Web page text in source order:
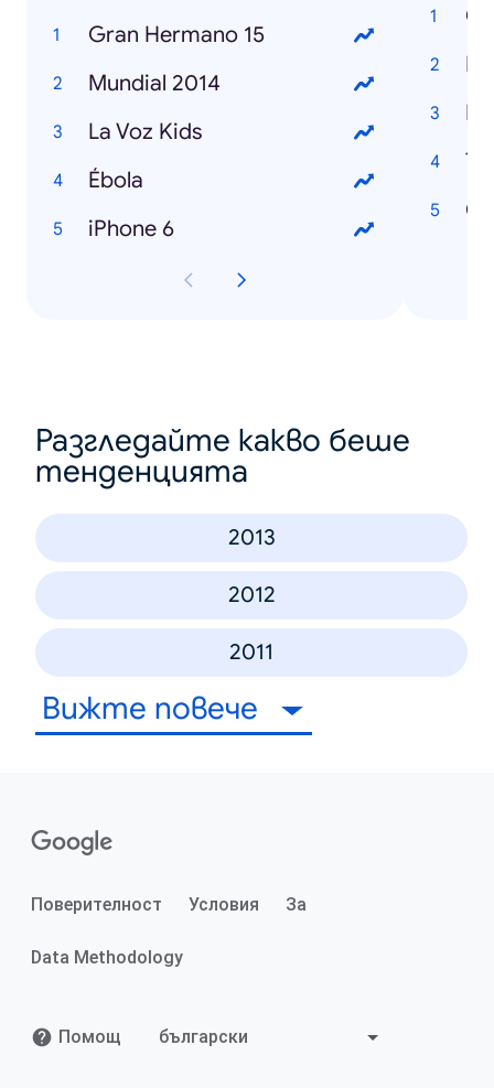
Gran Hermano 15
Mundial 2014
La Voz Kids
Ébola
iPhone 6
Разгледайте какво беше
тенденцията
2013
2012
2011
Вижте повече
Поверителност Условия За
Data Methodology
Помощ